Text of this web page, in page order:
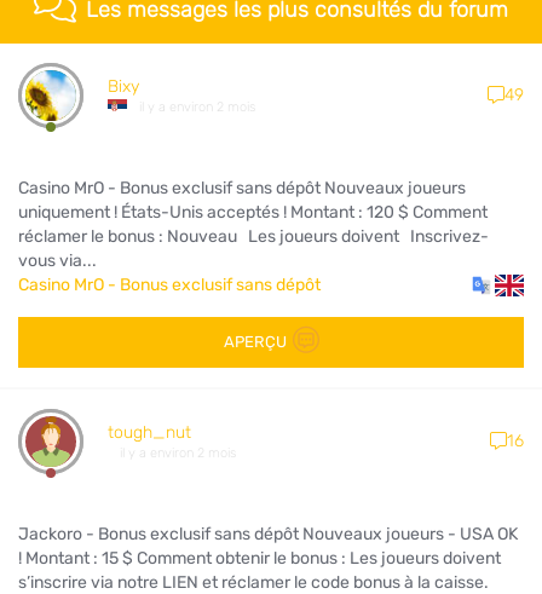
Les messages les plus consultés du forum
Bixy
il y a environ 2 mois
49
Casino MrO - Bonus exclusif sans dépôt Nouveaux joueurs
uniquement ! États-Unis acceptés ! Montant : 120 $ Comment
réclamer le bonus : Nouveau Les joueurs doivent Inscrivez-
vous via...
Casino MrO - Bonus exclusif sans dépôt
APERÇU
tough_nut
il y a environ 2 mois
16
Jackoro - Bonus exclusif sans dépôt Nouveaux joueurs - USA OK
! Montant : 15 $ Comment obtenir le bonus : Les joueurs doivent
s’inscrire via notre LIEN et réclamer le code bonus à la caisse.